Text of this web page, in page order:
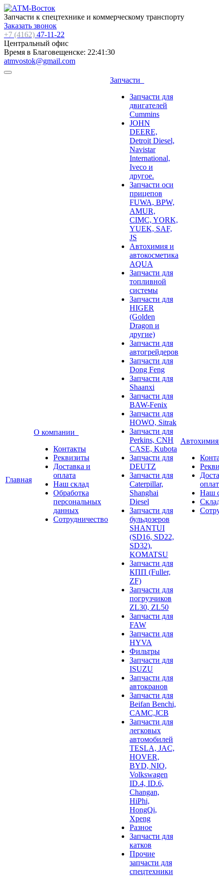
Запчасти к спецтехнике и коммерческому транспорту
Заказать звонок
+7 (4162) 47-11-22
Центральный офис
Время в Благовещенске: 22:41:30
atmvostok@gmail.com
Главная
О компании
Контакты
Реквизиты
Доставка и
оплата
Наш склад
Обработка
персональных
данных
Сотрудничество
Запчасти
Запчасти для
двигателей
Cummins
JOHN
DEERE,
Detroit Diesel,
Navistar
International,
Iveco и
другое.
Запчасти оси
прицепов
FUWA, BPW,
AMUR,
CIMC, YORK,
YUEK, SAF,
JS
Автохимия и
автокосметика
AQUA
Запчасти для
топливной
системы
Запчасти для
HIGER
(Golden
Dragon и
другие)
Запчасти для
автогрейдеров
Запчасти для
Dong Feng
Запчасти для
Shaanxi
Запчасти для
BAW-Fenix
Запчасти для
HOWO, Sitrak
Запчасти для
Perkins, CNH
CASE, Kubota
Запчасти для
DEUTZ
Запчасти для
Caterpillar,
Shanghai
Diesel
Запчасти для
бульдозеров
SHANTUI
(SD16, SD22,
SD32),
KOMATSU
Запчасти для
КПП (Fuller,
ZF)
Запчасти для
погрузчиков
ZL30, ZL50
Запчасти для
FAW
Запчасти для
HYVA
Фильтры
Запчасти для
ISUZU
Запчасти для
автокранов
Запчасти для
Beifan Benchi,
CAMC,JCB
Запчасти для
легковых
автомобилей
TESLA, JAC,
HOVER,
BYD, NIO,
Volkswagen
ID.4, ID.6,
Changan,
HiPhi,
HongQi,
Xpeng
Разное
Запчасти для
катков
Прочие
запчасти для
спецтехники
Наш